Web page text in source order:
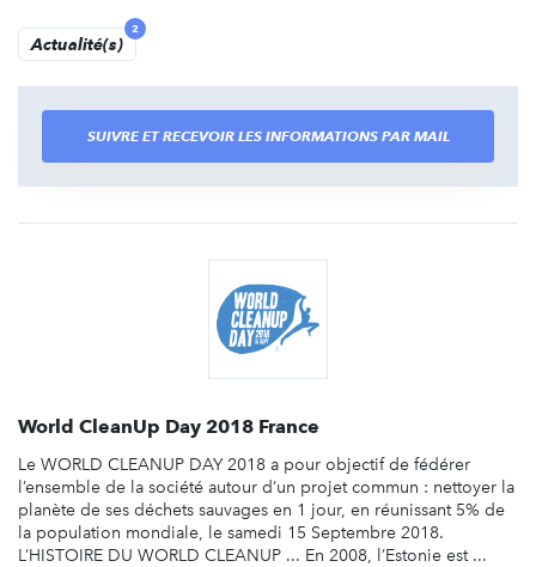
Actualité(s)
2
SUIVRE ET RECEVOIR LES INFORMATIONS PAR MAIL
World CleanUp Day 2018 France
Le WORLD CLEANUP DAY 2018 a pour objectif de fédérer
l’ensemble de la société autour d’un projet commun : nettoyer la
planète de ses déchets sauvages en 1 jour, en réunissant 5% de
la population mondiale, le samedi 15 Septembre 2018.
L’HISTOIRE DU WORLD CLEANUP ... En 2008, l’Estonie est ...